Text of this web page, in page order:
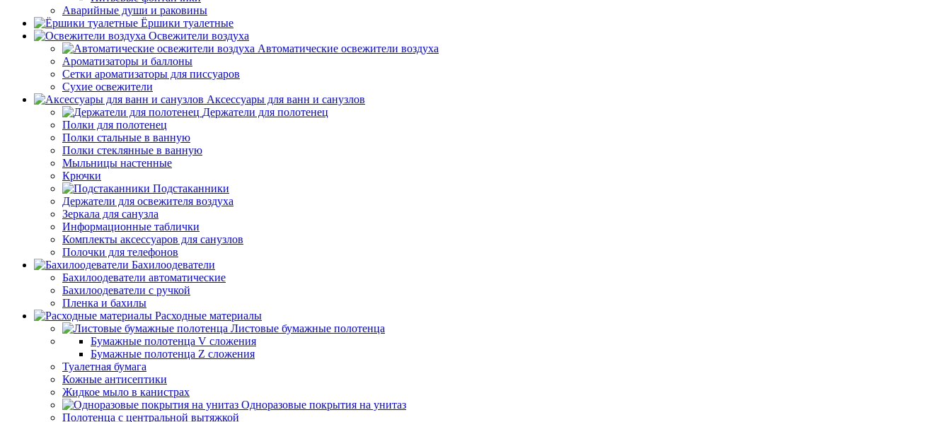
Аварийные души и раковины
Ёршики туалетные
Освежители воздуха
Автоматические освежители воздуха
Ароматизаторы и баллоны
Сетки ароматизаторы для писсуаров
Сухие освежители
Аксессуары для ванн и санузлов
Держатели для полотенец
Полки для полотенец
Полки стальные в ванную
Полки стеклянные в ванную
Мыльницы настенные
Крючки
Подстаканники
Держатели для освежителя воздуха
Зеркала для санузла
Информационные таблички
Комплекты аксессуаров для санузлов
Полочки для телефонов
Бахилоодеватели
Бахилоодеватели автоматические
Бахилоодеватели с ручкой
Пленка и бахилы
Расходные материалы
Листовые бумажные полотенца
Бумажные полотенца V сложения
Бумажные полотенца Z сложения
Туалетная бумага
Кожные антисептики
Жидкое мыло в канистрах
Одноразовые покрытия на унитаз
Полотенца с центральной вытяжкой